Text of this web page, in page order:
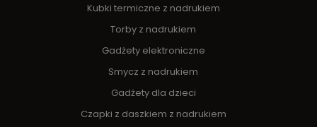
Kubki termiczne z nadrukiem
Torby z nadrukiem
Gadżety elektroniczne
Smycz z nadrukiem
Gadżety dla dzieci
Czapki z daszkiem z nadrukiem